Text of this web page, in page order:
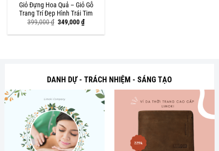
Giỏ Đựng Hoa Quả – Giỏ Gỗ
Trang Trí Đẹp Hình Trái Tim
399,000₫ Giá
là:
349,000₫Giá
hiện
tại
DANH DỰ - TRÁCH NHIỆM - SÁNG TẠO